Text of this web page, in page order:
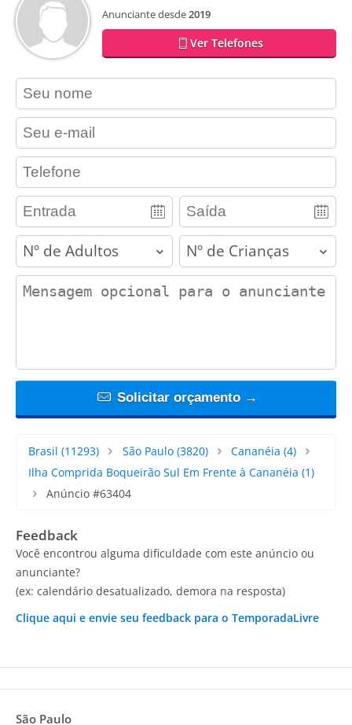
Anunciante desde2019
Ver Telefones
contact_name
contact_email
contact_phone
adults children
contact_message
Solicitar orçamento →
Brasil (11293) São Paulo(3820) Cananéia (4)
Ilha Comprida Boqueirão Sul Em Frente à Cananéia (1)
Anúncio #63404
Feedback
Você encontrou alguma dificuldade com este anúncio ou
anunciante?
(ex: calendário desatualizado, demora na resposta)
Clique aqui e envie seu feedback para o TemporadaLivre
São Paulo